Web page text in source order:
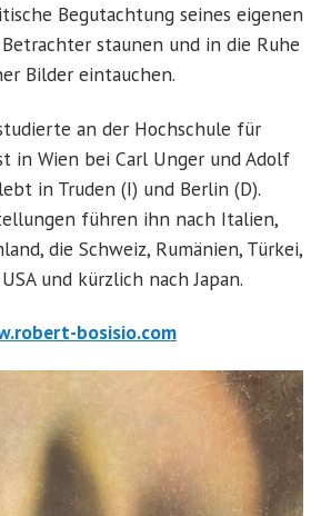
Begutachtung seines eigenen
staunen und in die Ruhe
Bilder eintauchen.
an der Hochschule für
in Wien bei Carl Unger und Adolf
in Truden (I) und Berlin (D).
führen ihn nach Italien,
die Schweiz, Rumänien, Türkei,
und kürzlich nach Japan.
bosisio.com